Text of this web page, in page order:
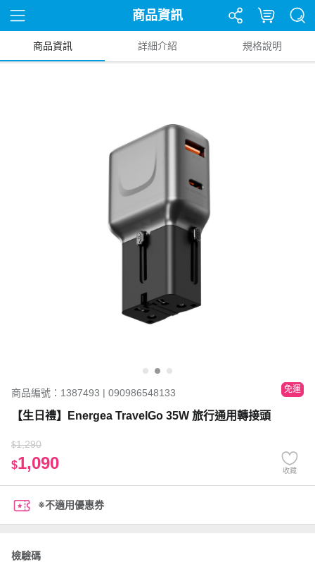
商品資訊
商品資訊 詳細介紹 規格說明
商品編號：1387493 | 090986548133 免運
【生日禮】Energea TravelGo 35W 旅行通用轉接頭
$1,290
$1,090 收藏
※不適用優惠券
檢驗碼